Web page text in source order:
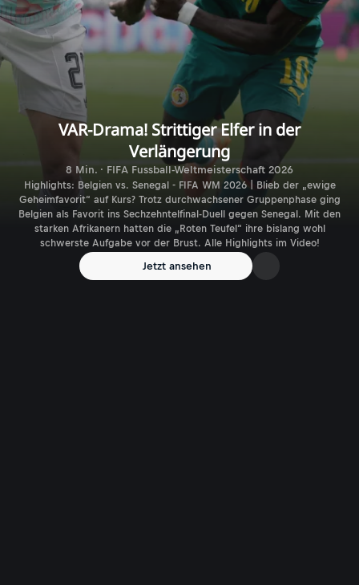
VAR-Drama! Strittiger Elfer in der
Verlängerung
8 Min. · FIFA Fussball-Weltmeisterschaft 2026
Highlights: Belgien vs. Senegal - FIFA WM 2026 | Blieb der „ewige
Geheimfavorit“ auf Kurs? Trotz durchwachsener Gruppenphase ging
Belgien als Favorit ins Sechzehntelfinal-Duell gegen Senegal. Mit den
starken Afrikanern hatten die „Roten Teufel“ ihre bislang wohl
schwerste Aufgabe vor der Brust. Alle Highlights im Video!
Jetzt ansehen